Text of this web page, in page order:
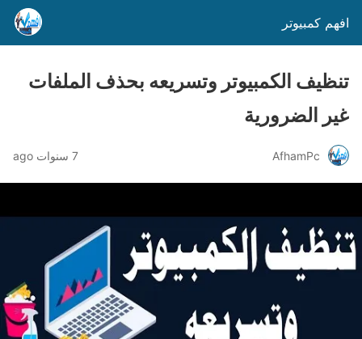
افهم كمبيوتر
تنظيف الكمبيوتر وتسريعه بحذف الملفات
غير الضرورية
AfhamPc 7 سنوات ago